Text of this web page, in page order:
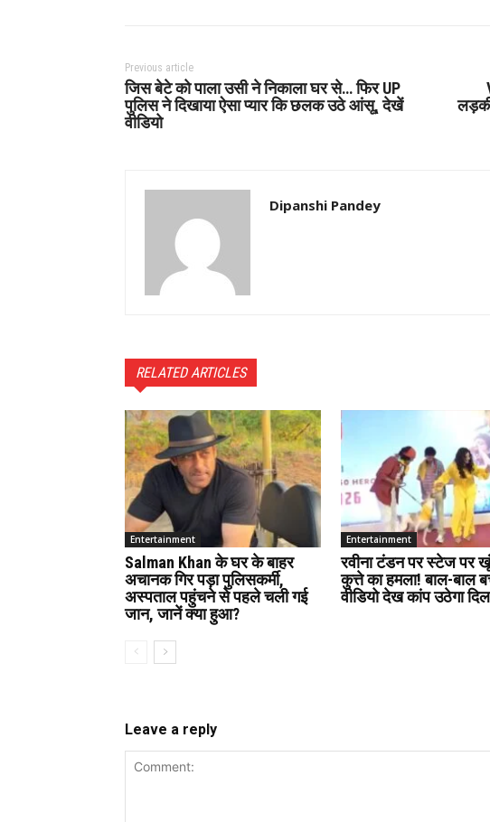
Previous article
जिस बेटे को पाला उसी ने निकाला घर से… फिर UP
पुलिस ने दिखाया ऐसा प्यार कि छलक उठे आंसू, देखें
वीडियो
Dipanshi Pandey
RELATED ARTICLES
Entertainment
Salman Khan के घर के बाहर
अचानक गिर पड़ा पुलिसकर्मी,
अस्पताल पहुंचने से पहले चली गई
जान, जानें क्या हुआ?
Entertainment
रवीना टंडन पर स्टेज पर
कुत्ते का हमला! बाल-बाल
वीडियो देख कांप उठेगा दिल
Leave a reply